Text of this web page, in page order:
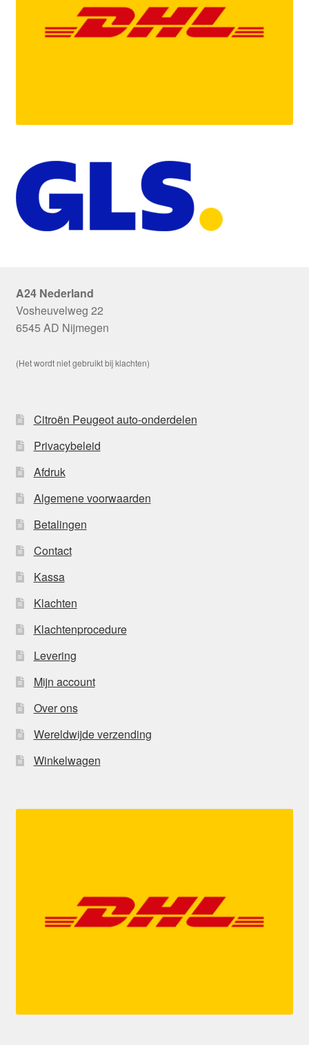
A24 Nederland
Vosheuvelweg 22
6545 AD Nijmegen
(Het wordt niet gebruikt bij klachten)
Citroën Peugeot auto-onderdelen
Privacybeleid
Afdruk
Algemene voorwaarden
Betalingen
Contact
Kassa
Klachten
Klachtenprocedure
Levering
Mijn account
Over ons
Wereldwijde verzending
Winkelwagen